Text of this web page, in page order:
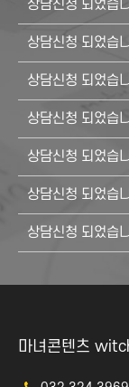
상담신청 되었습
상담신청 되었습
상담신청 되었습
상담신청 되었습
상담신청 되었습
상담신청 되었습
상담신청 되었습
상담신청 되었습
마녀콘텐츠